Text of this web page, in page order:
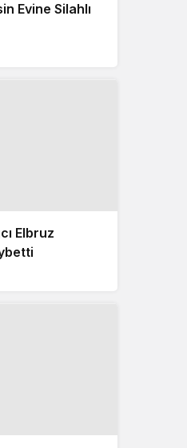
Evine Silahlı
Elbruz